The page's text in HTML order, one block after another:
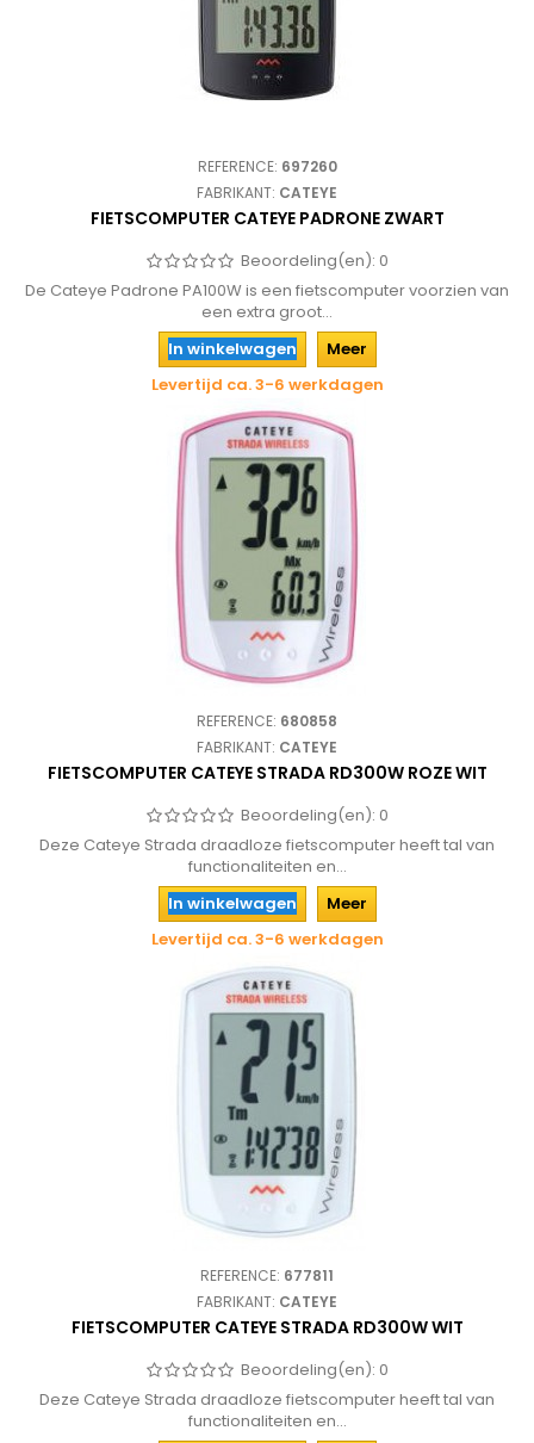
REFERENCE: 697260
FABRIKANT: CATEYE
FIETSCOMPUTER CATEYE PADRONE ZWART
Beoordeling(en): 0
De Cateye Padrone PA100W is een fietscomputer voorzien van
een extra groot...
In winkelwagen
Meer
Levertijd ca. 3-6 werkdagen
REFERENCE: 680858
FABRIKANT: CATEYE
FIETSCOMPUTER CATEYE STRADA RD300W ROZE WIT
Beoordeling(en): 0
Deze Cateye Strada draadloze fietscomputer heeft tal van
functionaliteiten en...
In winkelwagen
Meer
Levertijd ca. 3-6 werkdagen
REFERENCE: 677811
FABRIKANT: CATEYE
FIETSCOMPUTER CATEYE STRADA RD300W WIT
Beoordeling(en): 0
Deze Cateye Strada draadloze fietscomputer heeft tal van
functionaliteiten en...